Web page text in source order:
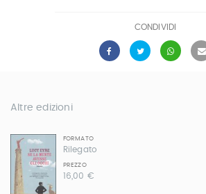
CONDIVIDI
Altre edizioni
FORMATO
Rilegato
PREZZO
16,00 €